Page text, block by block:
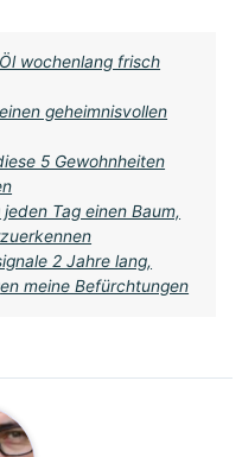
wochenlang frisch
geheimnisvollen
5 Gewohnheiten
Tag einen Baum,
2 Jahre lang,
meine Befürchtungen